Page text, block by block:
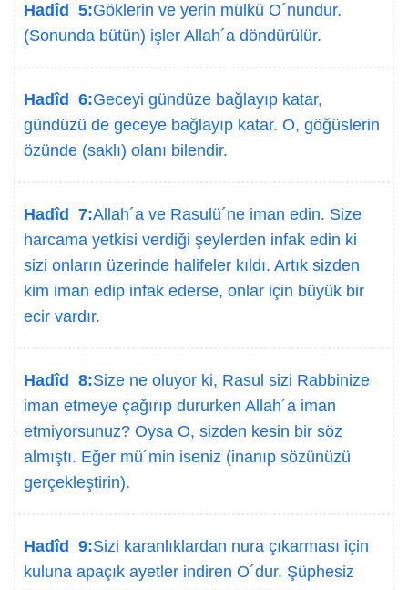
Hadîd 5:Göklerin ve yerin mülkü O´nundur.
(Sonunda bütün) işler Allah´a döndürülür.
Hadîd 6:Geceyi gündüze bağlayıp katar,
gündüzü de geceye bağlayıp katar. O, göğüslerin
özünde (saklı) olanı bilendir.
Hadîd 7:Allah´a ve Rasulü´ne iman edin. Size
harcama yetkisi verdiği şeylerden infak edin ki
sizi onların üzerinde halifeler kıldı. Artık sizden
kim iman edip infak ederse, onlar için büyük bir
ecir vardır.
Hadîd 8:Size ne oluyor ki, Rasul sizi Rabbinize
iman etmeye çağırıp dururken Allah´a iman
etmiyorsunuz? Oysa O, sizden kesin bir söz
almıştı. Eğer mü´min iseniz (inanıp sözünüzü
gerçekleştirin).
Hadîd 9:Sizi karanlıklardan nura çıkarması için
kuluna apaçık ayetler indiren O´dur. Şüphesiz